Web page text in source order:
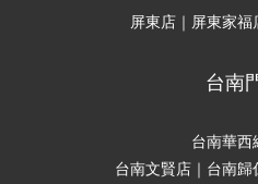
屏東店｜屏東家
台南
台南華西
台南文賢店｜台南